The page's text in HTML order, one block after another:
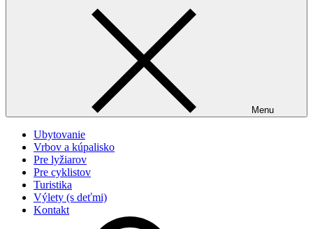
Menu
Ubytovanie
Vrbov a kúpalisko
Pre lyžiarov
Pre cyklistov
Turistika
Výlety (s deťmi)
Kontakt